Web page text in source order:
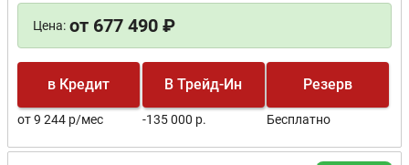
Цена: от 677 490 ₽
в Кредит
от 9 244 р/мес
В Трейд-Ин
-135 000 р.
Резерв
Бесплатно